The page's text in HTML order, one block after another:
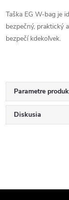
Taška EG W-bag je
bezpečný, praktický
bezpečí kdekoľvek.
Parametre
Diskusia